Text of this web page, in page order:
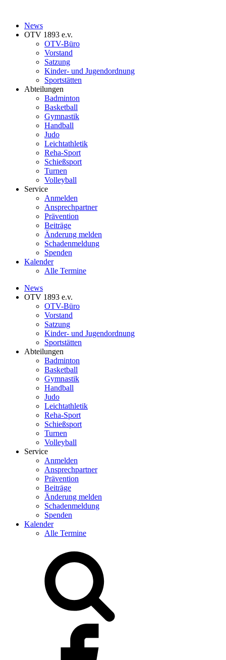
News
OTV 1893 e.v.
OTV-Büro
Vorstand
Satzung
Kinder- und Jugendordnung
Sportstätten
Abteilungen
Badminton
Basketball
Gymnastik
Handball
Judo
Leichtathletik
Reha-Sport
Schießsport
Turnen
Volleyball
Service
Anmelden
Ansprechpartner
Prävention
Beiträge
Änderung melden
Schadenmeldung
Spenden
Kalender
Alle Termine
News
OTV 1893 e.v.
OTV-Büro
Vorstand
Satzung
Kinder- und Jugendordnung
Sportstätten
Abteilungen
Badminton
Basketball
Gymnastik
Handball
Judo
Leichtathletik
Reha-Sport
Schießsport
Turnen
Volleyball
Service
Anmelden
Ansprechpartner
Prävention
Beiträge
Änderung melden
Schadenmeldung
Spenden
Kalender
Alle Termine